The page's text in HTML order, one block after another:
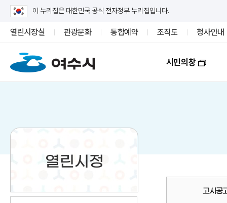
이 누리집은 대한민국 공식 전자정부 누리집입니다.
열린시장실 관광문화 통합예약 조직도 청사안내
시민의창
열린시정
고시공